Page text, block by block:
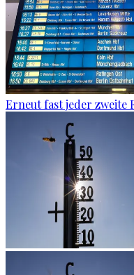
Erneut fast jeder zweite